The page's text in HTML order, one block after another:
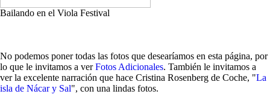
Bailando en el Viola Festival
No podemos poner todas las fotos que desearíamos en esta página, por
lo que le invitamos a verFotos Adicionales. También le invitamos a
ver la excelente narración que hace Cristina Rosenberg de Coche, "La
isla de Nácar y Sal", con una lindas fotos.